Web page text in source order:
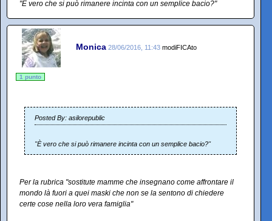
"È vero che si può rimanere incinta con un semplice bacio?"
Monica 28/06/2016, 11:43 modiFICAto
1 punto
Posted By: asilorepublic
"È vero che si può rimanere incinta con un semplice bacio?"
Per la rubrica "sostitute mamme che insegnano come affrontare il
mondo là fuori a quei maski che non se la sentono di chiedere
certe cose nella loro vera famiglia"